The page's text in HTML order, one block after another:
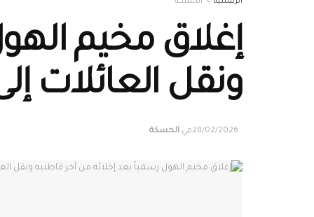
إغلاق مخيم
ونقل العائلات
28/02/2026في الحسكة